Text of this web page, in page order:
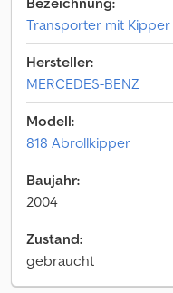
Transporter mit Kipper
Hersteller:
MERCEDES-BENZ
Modell:
818 Abrollkipper
Baujahr:
2004
Zustand:
gebraucht